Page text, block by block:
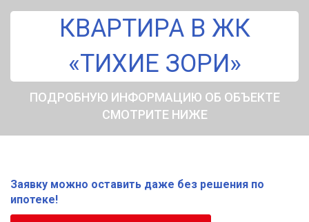
КВАРТИРА В ЖК
«ТИХИЕ ЗОРИ»
ПОДРОБНУЮ ИНФОРМАЦИЮ ОБ ОБЪЕКТЕ
СМОТРИТЕ НИЖЕ
Заявку можно оставить даже без решения по
ипотеке!